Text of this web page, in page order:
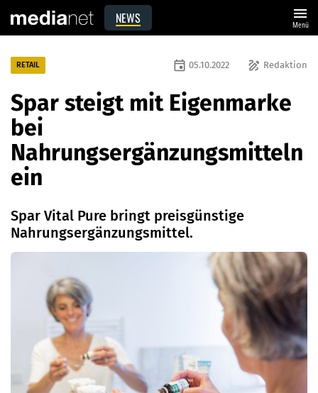
NEWS menu
Menü
RETAIL draw Redaktion
event 05.10.2022
Spar steigt mit Eigenmarke
bei
Nahrungsergänzungsmitteln
ein
Spar Vital Pure bringt preisgünstige
Nahrungsergänzungsmittel.